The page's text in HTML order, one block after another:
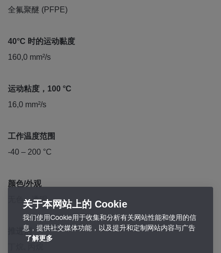
全氟聚醚 (PFPE)
40°C 时的运动黏度
160,0 mm²/s
运动粘度，100 °C
16,0 mm²/s
工作温度范围
-40 – 200 °C
颜色/外观
无色，透明
推进剂
关于本网站上的 Cookie
我们使用Cookie用于收集和分析有关网站性能和使用的信
息，提供社交媒体功能，以及提升和定制网站内容与广告
了解更多